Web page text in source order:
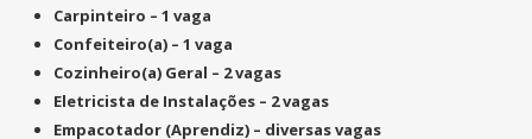
Carpinteiro – 1 vaga
Confeiteiro(a) – 1 vaga
Cozinheiro(a) Geral – 2 vagas
Eletricista de Instalações – 2 vagas
Empacotador (Aprendiz) – diversas vagas